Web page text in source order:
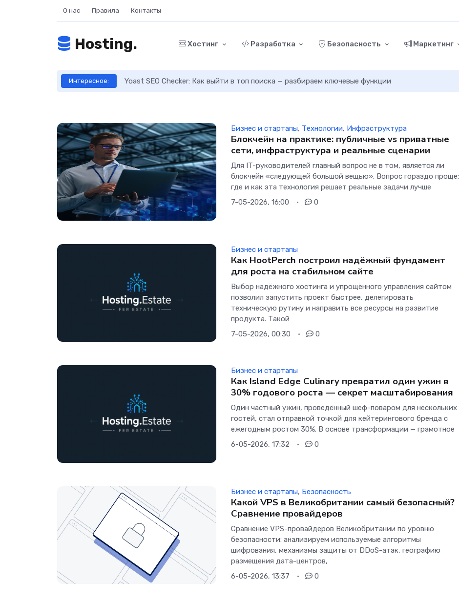
О нас Правила Контакты
Hosting. Хостинг Разработка Безопасность Маркетинг
Интересное: Yoast SEO Checker: Как выйти в топ поиска — разбираем ключевые функции
Бизнес и стартапы, Технологии, Инфраструктура
Блокчейн на практике: публичные vs приватные
сети, инфраструктура и реальные сценарии
Для IT-руководителей главный вопрос не в том, является ли
блокчейн «следующей большой вещью». Вопрос гораздо проще:
где и как эта технология решает реальные задачи лучше
7-05-2026, 16:00
0
Бизнес и стартапы
Как HootPerch построил надёжный фундамент
для роста на стабильном сайте
Выбор надёжного хостинга и упрощённого управления сайтом
позволил запустить проект быстрее, делегировать
техническую рутину и направить все ресурсы на развитие
продукта. Такой
7-05-2026, 00:30
0
Бизнес и стартапы
Как Island Edge Culinary превратил один ужин в
30% годового роста — секрет масштабирования
Один частный ужин, проведённый шеф-поваром для нескольких
гостей, стал отправной точкой для кейтерингового бренда с
ежегодным ростом 30%. В основе трансформации — грамотное
6-05-2026, 17:32
0
Бизнес и стартапы, Безопасность
Какой VPS в Великобритании самый безопасный?
Сравнение провайдеров
Сравнение VPS-провайдеров Великобритании по уровню
безопасности: анализируем используемые алгоритмы
шифрования, механизмы защиты от DDoS-атак, географию
размещения дата-центров,
6-05-2026, 13:37
0